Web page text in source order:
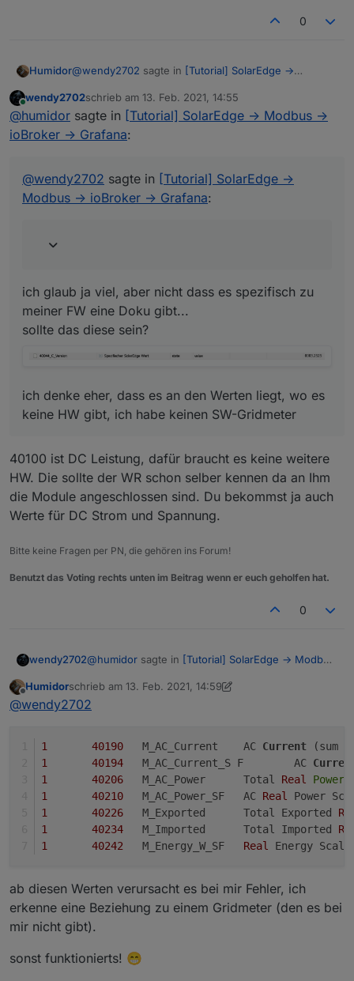
0
Humidor@wendy2702 sagte in [Tutorial] SolarEdge ->
@humidorOha, du hast noch editiert.
Dann musst du mal in der Anleitung passend zu
gibt und wie die Einstellungen sind.
ich glaub ja viel, aber nicht dass es spezifisch zu
sollte das diese sein?
ich denke eher, dass es an den Werten liegt, wo es
keine HW gibt, ich habe keinen SW-Gridmeter
Online
wendy2702schrieb am 13. Feb. 2021, 14:55
zuletzt editiert von
@humidor sagte in [Tutorial] SolarEdge -> Modbus ->
ioBroker -> Grafana:
@wendy2702 sagte in [Tutorial] SolarEdge ->
Modbus -> ioBroker -> Grafana:
ich glaub ja viel, aber nicht dass es spezifisch zu
meiner FW eine Doku gibt...
sollte das diese sein?
ich denke eher, dass es an den Werten liegt, wo es
keine HW gibt, ich habe keinen SW-Gridmeter
40100 ist DC Leistung, dafür braucht es keine weitere
HW. Die sollte der WR schon selber kennen da an Ihm
die Module angeschlossen sind. Du bekommst ja auch
Werte für DC Strom und Spannung.
Bitte keine Fragen per PN, die gehören ins Forum!
Benutzt das Voting rechts unten im Beitrag wenn er euch geholfen hat.
0
wendy2702@humidor sagte in [Tutorial] SolarEdge -> Modbus
@ humidorOha, du hast noch editiert.
Dann musst du mal in der Anleitung
passend zu deiner Firmware schauen
ob es diese Register gibt und wie die
Einstellungen sind.
zu meiner FW eine Doku gibt...
sollte das diese sein?
wo es keine HW gibt, ich habe keinen SW-
weitere HW. Die sollte der WR schon selber
kennen da an Ihm die Module angeschlossen sind.
Du bekommst ja auch Werte für DC Strom und
Spannung.
Offline
Humidorschrieb am 13. Feb. 2021, 14:59
zuletzt editiert von Humidor
@wendy2702
1 40190
	M_AC_Current	AC
Current (sum
1
40194
	M_AC_Current_S F	AC
1
40206
	M_AC_Power	Total
Real Power
1
40210
	M_AC_Power_SF	AC
Real
1
40226
	M_Exported	Total Exported
1
40234
	M_Imported	Total Imported
1
40242 Real
ab diesen Werten verursacht es bei mir Fehler, ich
erkenne eine Beziehung zu einem Gridmeter (den es bei
mir nicht gibt).
sonst funktionierts! 😁